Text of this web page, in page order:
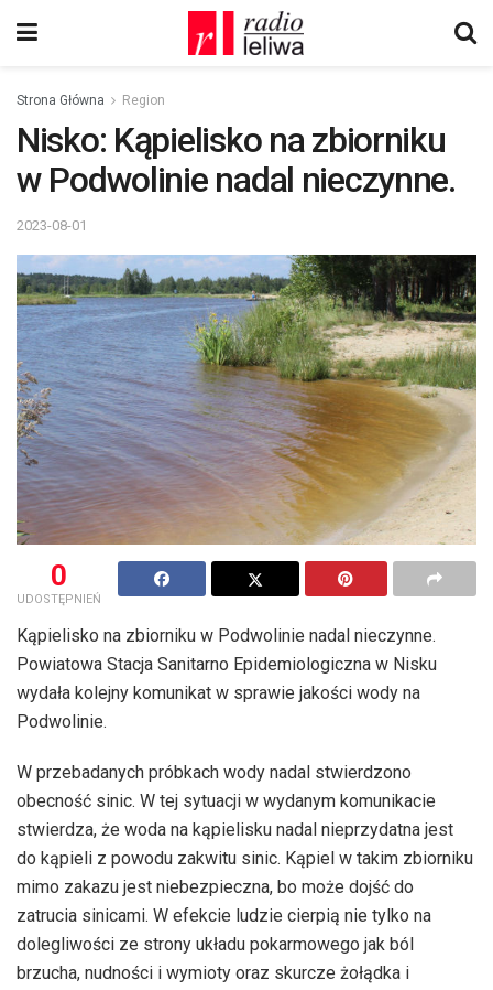
Strona Główna Region
Nisko: Kąpielisko na zbiorniku
w Podwolinie nadal nieczynne.
2023-08-01
0
UDOSTĘPNIEŃ
Kąpielisko na zbiorniku w Podwolinie nadal nieczynne.
Powiatowa Stacja Sanitarno Epidemiologiczna w Nisku
wydała kolejny komunikat w sprawie jakości wody na
Podwolinie.
W przebadanych próbkach wody nadal stwierdzono
obecność sinic. W tej sytuacji w wydanym komunikacie
stwierdza, że woda na kąpielisku nadal nieprzydatna jest
do kąpieli z powodu zakwitu sinic. Kąpiel w takim zbiorniku
mimo zakazu jest niebezpieczna, bo może dojść do
zatrucia sinicami. W efekcie ludzie cierpią nie tylko na
dolegliwości ze strony układu pokarmowego jak ból
brzucha, nudności i wymioty oraz skurcze żołądka i